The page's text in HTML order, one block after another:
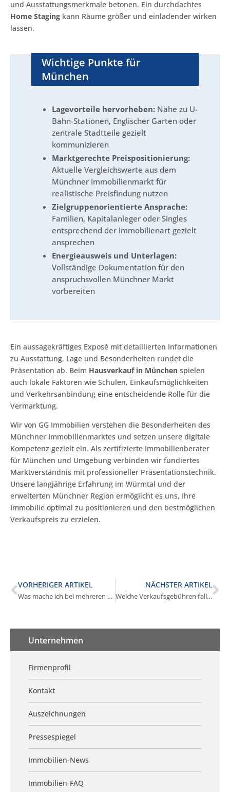
und Ausstattungsmerkmale betonen. Ein durchdachtes
Home Staging kann Räume größer und einladender wirken
lassen.
Wichtige Punkte für
München
Lagevorteile hervorheben: Nähe zu U-
Bahn-Stationen, Englischer Garten oder
zentrale Stadtteile gezielt
kommunizieren
Marktgerechte Preispositionierung:
Aktuelle Vergleichswerte aus dem
Münchner Immobilienmarkt für
realistische Preisfindung nutzen
Zielgruppenorientierte Ansprache:
Familien, Kapitalanleger oder Singles
entsprechend der Immobilienart gezielt
ansprechen
Energieausweis und Unterlagen:
Vollständige Dokumentation für den
anspruchsvollen Münchner Markt
vorbereiten
Ein aussagekräftiges Exposé mit detaillierten Informationen
zu Ausstattung, Lage und Besonderheiten rundet die
Präsentation ab. Beim Hausverkauf in München spielen
auch lokale Faktoren wie Schulen, Einkaufsmöglichkeiten
und Verkehrsanbindung eine entscheidende Rolle für die
Vermarktung.
Wir von GG Immobilien verstehen die Besonderheiten des
Münchner Immobilienmarktes und setzen unsere digitale
Kompetenz gezielt ein. Als zertifizierte Immobilienberater
für München und Umgebung verbinden wir fundiertes
Marktverständnis mit professioneller Präsentationstechnik.
Unsere langjährige Erfahrung im Würmtal und der
erweiterten Münchner Region ermöglicht es uns, Ihre
Immobilie optimal zu positionieren und den bestmöglichen
Verkaufspreis zu erzielen.
VORHERIGER ARTIKEL
Was mache ich bei mehreren Kaufangeboten in München?
NÄCHSTER ARTIKEL
Welche Verkaufsgebühren fallen in München zusätzlich an?
Unternehmen
Firmenprofil
Kontakt
Auszeichnungen
Pressespiegel
Immobilien-News
Immobilien-FAQ